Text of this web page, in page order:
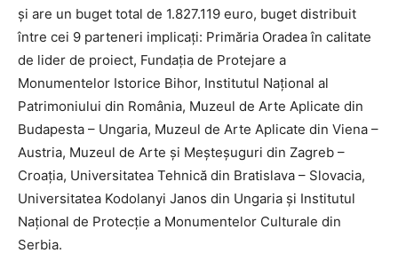
și are un buget total de 1.827.119 euro, buget distribuit
între cei 9 parteneri implicați: Primăria Oradea în calitate
de lider de proiect, Fundația de Protejare a
Monumentelor Istorice Bihor, Institutul Național al
Patrimoniului din România, Muzeul de Arte Aplicate din
Budapesta – Ungaria, Muzeul de Arte Aplicate din Viena –
Austria, Muzeul de Arte şi Meșteșuguri din Zagreb –
Croația, Universitatea Tehnică din Bratislava – Slovacia,
Universitatea Kodolanyi Janos din Ungaria și Institutul
Național de Protecție a Monumentelor Culturale din
Serbia.